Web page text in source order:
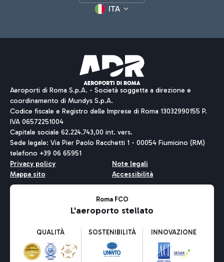
ITA
Aeroporti di Roma S.p.A. - Società soggetta a direzione e
coordinamento di Mundys S.p.A.
Codice fiscale e Registro delle Imprese di Roma 13032990155 P.
IVA 06572251004
Capitale sociale 62.224.743,00 int. vers.
Sede legale: Via Pier Paolo Racchetti 1 - 00054 Fiumicino (RM)
telefono +39 06 65951
Privacy policy
Note legali
Mappa sito
Accessibilità
Roma FCO
L'aeroporto stellato
QUALITÀ SOSTENIBILITÀ INNOVAZIONE